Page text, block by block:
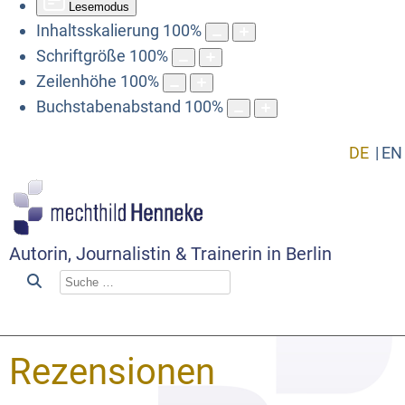
Lesemodus
Inhaltsskalierung 100%
Schriftgröße 100%
Zeilenhöhe 100%
Buchstabenabstand 100%
DE EN
Autorin, Journalistin & Trainerin in Berlin
Rezensionen